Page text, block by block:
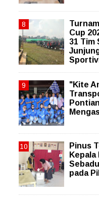
Cup
31 Tim
"Kite
Pinus
pada